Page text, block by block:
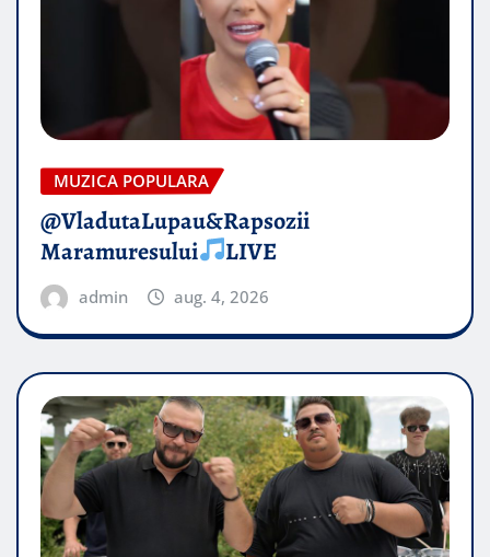
MUZICA POPULARA
@VladutaLupau&Rapsozii
Maramuresului
LIVE
admin aug. 4, 2026